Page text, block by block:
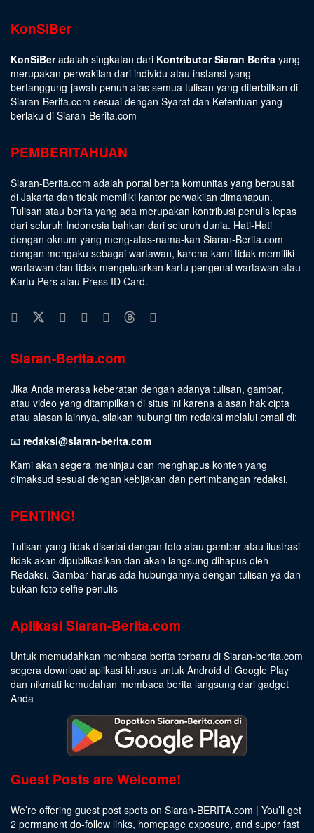
KonSiBer
KonSiBeradalah singkatan dari Kontributor Siaran Berita yang
merupakan perwakilan dari individu atau instansi yang
bertanggung-jawab penuh atas semua tulisan yang diterbitkan di
Siaran-Berita.com sesuai dengan Syarat dan Ketentuan yang
berlaku di Siaran-Berita.com
PEMBERITAHUAN
Siaran-Berita.com adalah portal berita komunitas yang berpusat
di Jakarta dan tidak memiliki kantor perwakilan dimanapun.
Tulisan atau berita yang ada merupakan kontribusi penulis lepas
dari seluruh Indonesia bahkan dari seluruh dunia. Hati-Hati
dengan oknum yang meng-atas-nama-kan Siaran-Berita.com
dengan mengaku sebagai wartawan, karena kami tidak memiliki
wartawan dan tidak mengeluarkan kartu pengenal wartawan atau
Kartu Pers atau Press ID Card.
Siaran-Berita.com
Jika Anda merasa keberatan dengan adanya tulisan, gambar,
atau video yang ditampilkan di situs ini karena alasan hak cipta
atau alasan lainnya, silakan hubungi tim redaksi melalui email di:
📧 redaksi@siaran-berita.com
Kami akan segera meninjau dan menghapus konten yang
dimaksud sesuai dengan kebijakan dan pertimbangan redaksi.
PENTING!
Tulisan yang tidak disertai dengan foto atau gambar atau ilustrasi
tidak akan dipublikasikan dan akan langsung dihapus oleh
Redaksi. Gambar harus ada hubungannya dengan tulisan ya dan
bukan foto selfie penulis
Aplikasi Siaran-Berita.com
Untuk memudahkan membaca berita terbaru di Siaran-berita.com
segera download aplikasi khusus untuk Android di Google Play
dan nikmati kemudahan membaca berita langsung dari gadget
Anda
Guest Posts are Welcome!
We’re offering guest post spots on Siaran-BERITA.com | You’ll get
2 permanent do-follow links, homepage exposure, and super fast